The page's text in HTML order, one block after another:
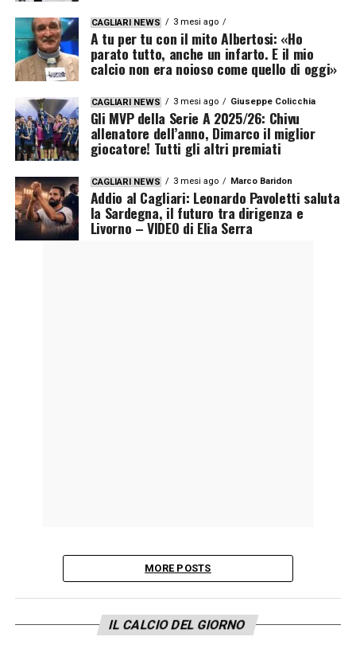
CAGLIARI NEWS 3 mesi ago
A tu per tu con il mito Albertosi: «Ho
parato tutto, anche un infarto. E il mio
calcio non era noioso come quello di oggi»
CAGLIARI NEWS 3 mesi ago Giuseppe Colicchia
Gli MVP della Serie A 2025/26: Chivu
allenatore dell’anno, Dimarco il miglior
giocatore! Tutti gli altri premiati
CAGLIARI NEWS 3 mesi ago Marco Baridon
Addio al Cagliari: Leonardo Pavoletti saluta
la Sardegna, il futuro tra dirigenza e
Livorno – VIDEO di Elia Serra
MORE POSTS
IL CALCIO DEL GIORNO